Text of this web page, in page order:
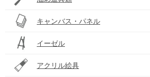
キャンバス・パネル
イーゼル
アクリル絵具